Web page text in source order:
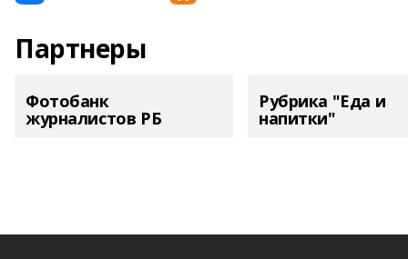
Партнеры
Фотобанк
журналистов РБ
Рубрика "Еда и
напитки"